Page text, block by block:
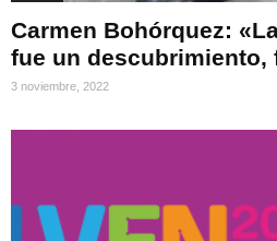
Carmen Bohórquez:
fue un descubrimiento,
3 noviembre, 2022